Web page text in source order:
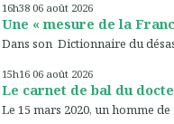
16h38 06 août 2026
Une « mesure de la
Dans son Dictionnaire du
15h16 06 août 2026
Le carnet de bal du
Le 15 mars 2020, un homme